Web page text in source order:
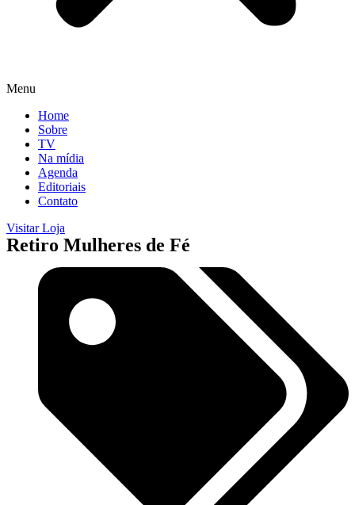
Menu
Home
Sobre
TV
Na mídia
Agenda
Editoriais
Contato
Visitar Loja
Retiro Mulheres de Fé